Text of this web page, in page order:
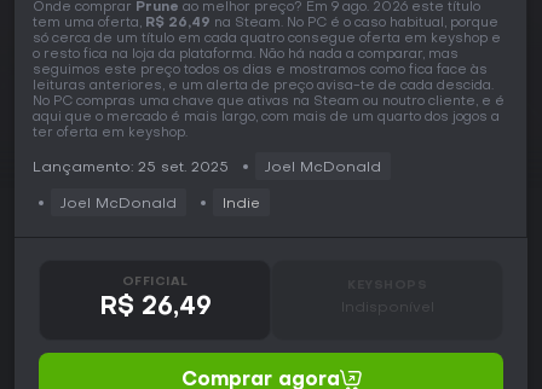
Onde comprar Prune ao melhor preço? Em 9 ago. 2026 este título
tem uma oferta, R$ 26,49 na Steam. No PC é o caso habitual, porque
só cerca de um título em cada quatro consegue oferta em keyshop e
o resto fica na loja da plataforma. Não há nada a comparar, mas
seguimos este preço todos os dias e mostramos como fica face às
leituras anteriores, e um alerta de preço avisa-te de cada descida.
No PC compras uma chave que ativas na Steam ou noutro cliente, e é
aqui que o mercado é mais largo, com mais de um quarto dos jogos a
ter oferta em keyshop.
Lançamento: 25 set. 2025 Joel McDonald
Joel McDonald Indie
OFFICIAL
R$ 26,49 Indisponível
Comprar agora